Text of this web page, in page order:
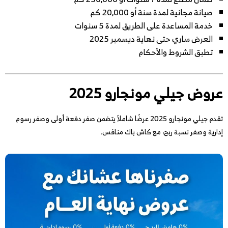
صيانة مجانية لمدة سنة أو 20,000 كم
خدمة المساعدة على الطريق لمدة 5 سنوات
العرض ساري حتى نهاية ديسمبر 2025
تطبق الشروط والأحكام
عروض جيلي مونجارو 2025
تقدم جيلي مونجارو 2025 عرضًا شاملاً يتضمن صفر دفعة أولى وصفر رسوم
إدارية وصفر نسبة ربح، مع كاش باك منافس.